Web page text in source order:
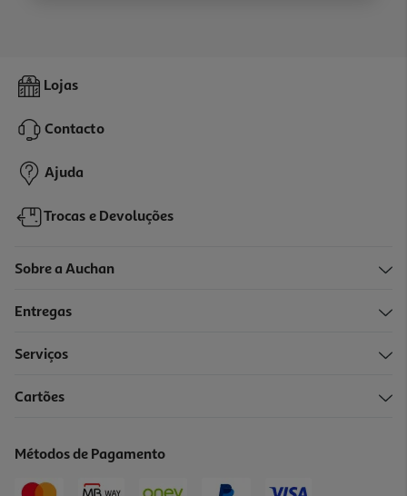
Lojas
Contacto
Ajuda
Trocas e Devoluções
Sobre a Auchan
Entregas
Serviços
Cartões
Métodos de Pagamento